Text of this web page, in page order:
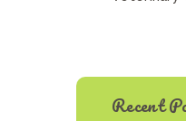
Recent